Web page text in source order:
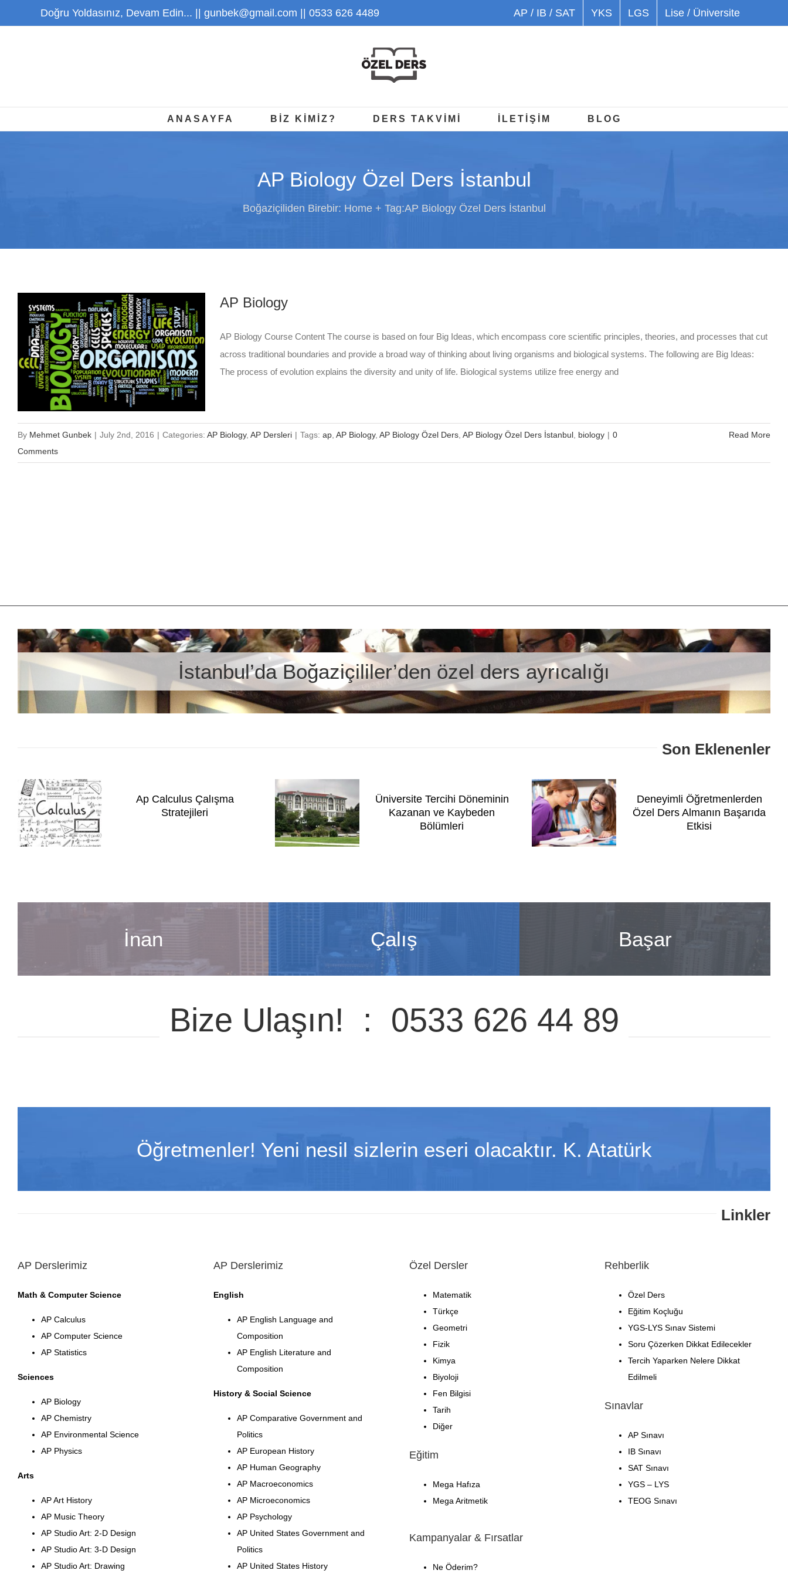
to
Doğru Yoldasınız, Devam Edin... || gunbek@gmail.com || 0533 626 4489 AP / IB / SAT YKS LGS Lise / Üniversite
ANASAYFA BİZ KİMİZ? DERS TAKVİMİ İLETİŞİM BLOG
AP Biology Özel Ders İstanbul
Boğaziçiliden Birebir: Home Tag:AP Biology Özel Ders İstanbul
AP Biology
AP Biology Course Content The course is based on four Big Ideas, which encompass core scientific principles, theories, and processes that cut
across traditional boundaries and provide a broad way of thinking about living organisms and biological systems. The following are Big Ideas:
The process of evolution explains the diversity and unity of life. Biological systems utilize free energy and
By Mehmet Gunbek | July 2nd, 2016 | Categories: AP Biology, AP Dersleri | Tags: ap AP Biology, AP Biology Özel Ders AP Biology Özel Ders İstanbul biology | 0
Comments
Read More
İstanbul’da Boğaziçililer’den özel ders ayrıcalığı
Son Eklenenler
Ap Calculus Çalışma
Stratejileri
Üniversite Tercihi Döneminin
Kazanan ve Kaybeden
Bölümleri
Deneyimli Öğretmenlerden
Özel Ders Almanın Başarıda
Etkisi
İnan Çalış Başar
Bize Ulaşın! : 0533 626 44 89
Öğretmenler! Yeni nesil sizlerin eseri olacaktır. K. Atatürk
Linkler
AP Derslerimiz
Math & Computer Science
AP Calculus
AP Computer Science
AP Statistics
Sciences
AP Biology
AP Chemistry
AP Environmental Science
AP Physics
Arts
AP Art History
AP Music Theory
AP Studio Art: 2-D Design
AP Studio Art: 3-D Design
AP Studio Art: Drawing
AP Derslerimiz
English
AP English Language and
Composition
AP English Literature and
Composition
History & Social Science
AP Comparative Government and
Politics
AP European History
AP Human Geography
AP Macroeconomics
AP Microeconomics
AP Psychology
AP United States Government and
Politics
AP United States History
Özel Dersler
Matematik
Türkçe
Geometri
Fizik
Kimya
Biyoloji
Fen Bilgisi
Tarih
Diğer
Eğitim
Mega Hafıza
Mega Aritmetik
Kampanyalar & Fırsatlar
Ne Öderim?
Rehberlik
Özel Ders
Eğitim Koçluğu
YGS-LYS Sınav Sistemi
Soru Çözerken Dikkat Edilecekler
Tercih Yaparken Nelere Dikkat
Edilmeli
Sınavlar
AP Sınavı
IB Sınavı
SAT Sınavı
YGS – LYS
TEOG Sınavı